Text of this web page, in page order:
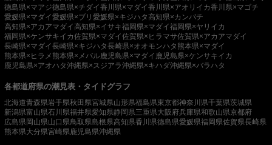
徳島県×マアジ徳島県×チダイ香川県×マダイ香川県×アオリイカ香川県×マゴチ
愛媛県×マダイ愛媛県×ブリ 愛媛県×キジハタ高知県×カンパチ
高知県×アカアマダイ高知県×イサキ福岡県×マダイ福岡県×ヤリイカ
福岡県×ケンサキイカ佐賀県×マダイ佐賀県×ヒラマサ佐賀県×アカアマダイ
長崎県×マダイ長崎県×キジハタ長崎県×オオモンハタ 熊本県×マダイ
熊本県×ヒラメ 熊本県×メバル鹿児島県×マダイ 鹿児島県×ケンサキイカ
鹿児島県×アオハタ沖縄県×スジアラ沖縄県×キハダ沖縄県×バラハタ
各都道府県の潮見表・タイドグラフ
北海道青森県岩手県秋田県宮城県山形県福島県東京都神奈川県千葉県茨城県
新潟県富山県石川県福井県愛知県静岡県三重県大阪府兵庫県和歌山県京都府
広島県岡山県山口県鳥取県島根県高知県香川県徳島県愛媛県福岡県佐賀県長崎県
熊本県大分県宮崎県 鹿児島県沖縄県